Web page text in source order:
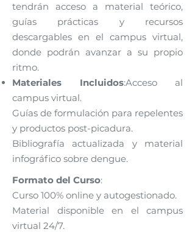
tendrán acceso a material teórico,
guías prácticas y recursos
descargables en el campus virtual,
donde podrán avanzar a su propio
ritmo.
Materiales Incluidos:Acceso al
campus virtual.
Guías de formulación para repelentes
y productos post-picadura.
Bibliografía actualizada y material
infográfico sobre dengue.
Formato del Curso:
Curso 100% online y autogestionado.
Material disponible en el campus
virtual 24/7.